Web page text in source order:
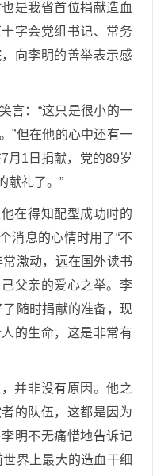
是我省首位捐献造血
字会党组书记、常务
向李明的善举表示感
言：“这只是很小的一
”但在他的心中还有一
1日捐献，党的89岁
献礼了。”
在得知配型成功时的
消息的心情时用了“不
激动，远在国外读书
父亲的爱心之举。李
随时捐献的准备，现
的生命，这是非常有
并非没有原因。他之
的队伍，这都是因为
明不无痛惜地告诉记
界上最大的造血干细